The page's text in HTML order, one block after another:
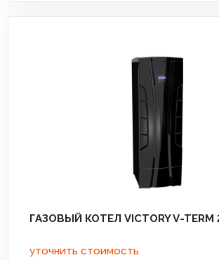
ГАЗОВЫЙ КОТЕЛ VICTORY V-TERM
уточнить стоимость